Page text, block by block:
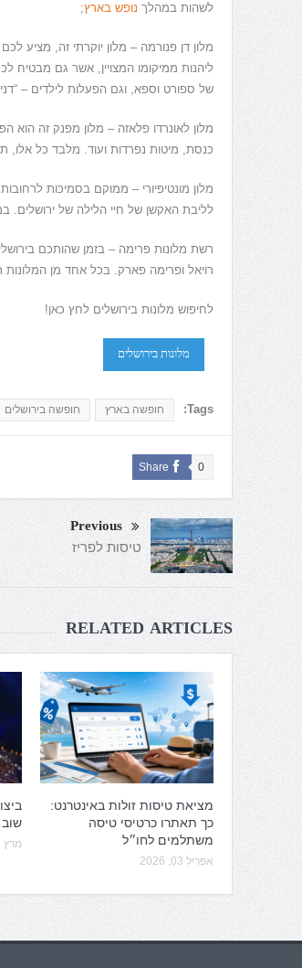
לשהות במהלך נופש בארץ;
מלון דן פנורמה – מלון יוקרתי זה, מציע
ליהנות ממיקומו המצויין,אשר גם מבטיח
של ספורט וספא,וגם הפעלות לילדים– “
מלון לאונרדו פלאזה – מלון מפנק זה הוא
כנסת, מיטות נפרדות ועוד. מלבד כל אלו,
מלון מונטיפיורי – ממוקם בסמיכות
לליבת האקשן של חיי הלילה של ירושלים.
רשת מלונות פרימה – בזמן שהותכם
רויאל ופרימה פארק.בכל אחד מן המלונות
לחיפוש מלונות בירושלים לחץ כאן!
מלונות בירושלים
Tags: חופשה בארץ חופשה בירושלים
Share 0
Previous
טיסות לפריז
RELATED ARTICLES
מציאת טיסות זולות באינטרנט:
כך תאתרו כרטיסי טיסה
משתלמים לחו״ל
אפריל 03, 2026
מרץ 11, 2026